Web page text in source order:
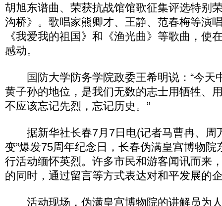
胡旭东谱曲、荣获抗战馆馆歌征集评选特别
沟桥》。歌唱家熊卿才、王静、范春梅等演
《我爱我的祖国》和《渔光曲》等歌曲，使
感动。
国防大学防务学院政委王希明说：“今天
黄子孙的地位，是我们无数的志士用牺牲、
不应该忘记先烈，忘记历史。”
据新华社长春7月7日电(记者马曹冉、周
变”爆发75周年纪念日，长春伪满皇宫博物院
行活动缅怀英烈。许多市民和游客闻讯而来
的同时，通过留言等方式表达对和平发展的
活动现场，伪满皇宫博物院的讲解员为